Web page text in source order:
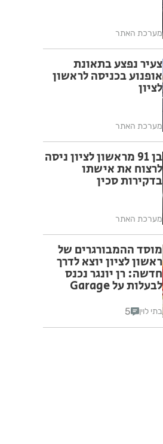
מערכת האתר
צעיר נפצע בתאונת
אופנוע בכניסה לראשון
לציון
מערכת האתר
בן 91 מראשון לציון ניסה
לרצוח את אישתו
בדקירות סכין
מערכת האתר
מוסד ההמבורגרים של
ראשון לציון יוצא לדרך
חדשה: רן יונגר נכנס
לבעלות על Garage
בתי לוין 5